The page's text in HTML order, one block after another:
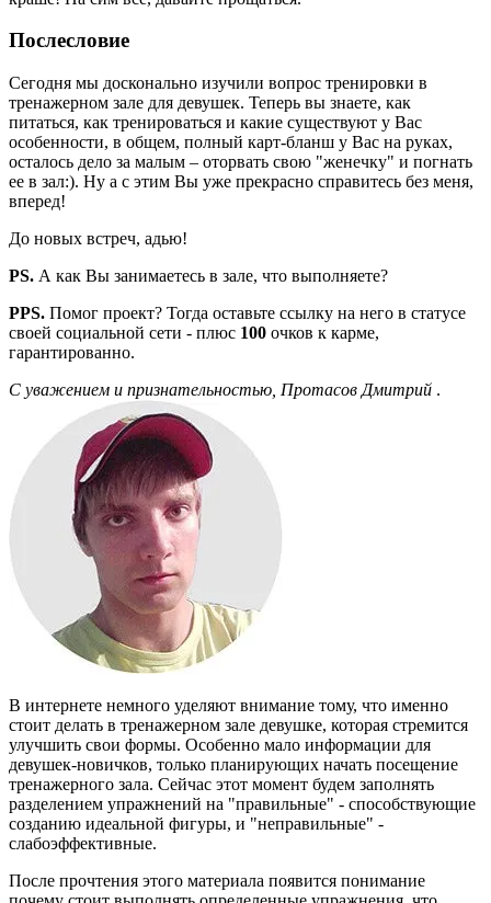
Послесловие
Сегодня мы досконально изучили вопрос тренировки в
тренажерном зале для девушек. Теперь вы знаете, как
питаться, как тренироваться и какие существуют у Вас
особенности, в общем, полный карт-бланш у Вас на руках,
осталось дело за малым – оторвать свою "женечку" и погнать
ее в зал:). Ну а с этим Вы уже прекрасно справитесь без меня,
вперед!
До новых встреч, адью!
PS. А как Вы занимаетесь в зале, что выполняете?
PPS. Помог проект? Тогда оставьте ссылку на него в статусе
своей социальной сети - плюс 100 очков к карме,
гарантированно.
С уважением и признательностью, Протасов Дмитрий .
В интернете немного уделяют внимание тому, что именно
стоит делать в тренажерном зале девушке, которая стремится
улучшить свои формы. Особенно мало информации для
девушек-новичков, только планирующих начать посещение
тренажерного зала. Сейчас этот момент будем заполнять
разделением упражнений на "правильные" - способствующие
созданию идеальной фигуры, и "неправильные" -
слабоэффективные.
После прочтения этого материала появится понимание